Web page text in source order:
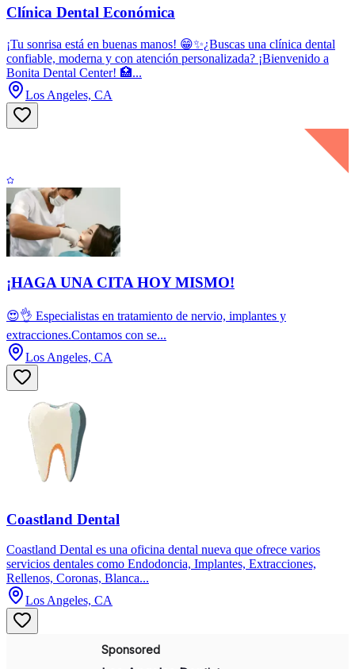
Clínica Dental Económica
¡Tu sonrisa está en buenas manos! 😁✨¿Buscas una clínica dental
confiable, moderna y con atención personalizada? ¡Bienvenido a
Bonita Dental Center! 🏥...
Los Angeles, CA
¡HAGA UNA CITA HOY MISMO!
😍👌 Especialistas en tratamiento de nervio, implantes y
extracciones.Contamos con se...
Los Angeles, CA
Coastland Dental
Coastland Dental es una oficina dental nueva que ofrece varios
servicios dentales como Endodoncia, Implantes, Extracciones,
Rellenos, Coronas, Blanca...
Los Angeles, CA